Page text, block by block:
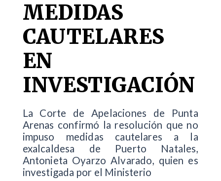
MEDIDAS
CAUTELARES
EN
INVESTIGACIÓN
La Corte de Apelaciones de Punta
Arenas confirmó la resolución que no
impuso medidas cautelares a la
exalcaldesa de Puerto Natales,
Antonieta Oyarzo Alvarado, quien es
investigada por el Ministerio